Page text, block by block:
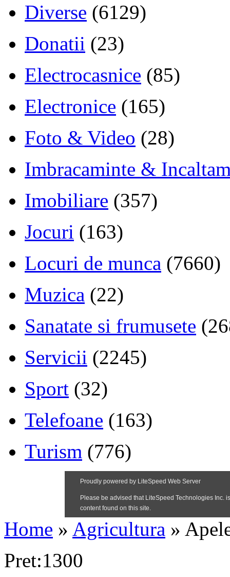
Diverse (6129)
Donatii (23)
Electrocasnice (85)
Electronice (165)
Foto & Video (28)
Imbracaminte &
Imobiliare (357)
Jocuri (163)
Locuri de munca (7660)
Muzica (22)
Sanatate si frumusete
Servicii (2245)
Sport (32)
Telefoane (163)
Turism (776)
Home » Agricultura »
Pret:1300